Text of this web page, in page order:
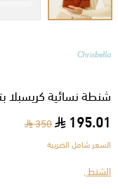
شنطة نسائية
195.01
350
السعر شامل الضريبة
الشنط ,